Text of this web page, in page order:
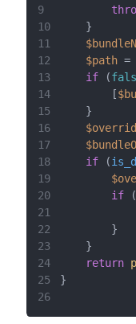
9
10
11
12
$path =
13
if (
14
[
15
16
17
18
if (
19
20
if (
21
22
23
24
return
25
26